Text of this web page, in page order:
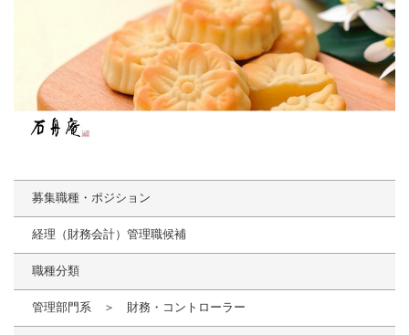
募集職種・ポジション
経理（財務会計）管理職候補
職種分類
管理部門系 ＞ 財務・コントローラー